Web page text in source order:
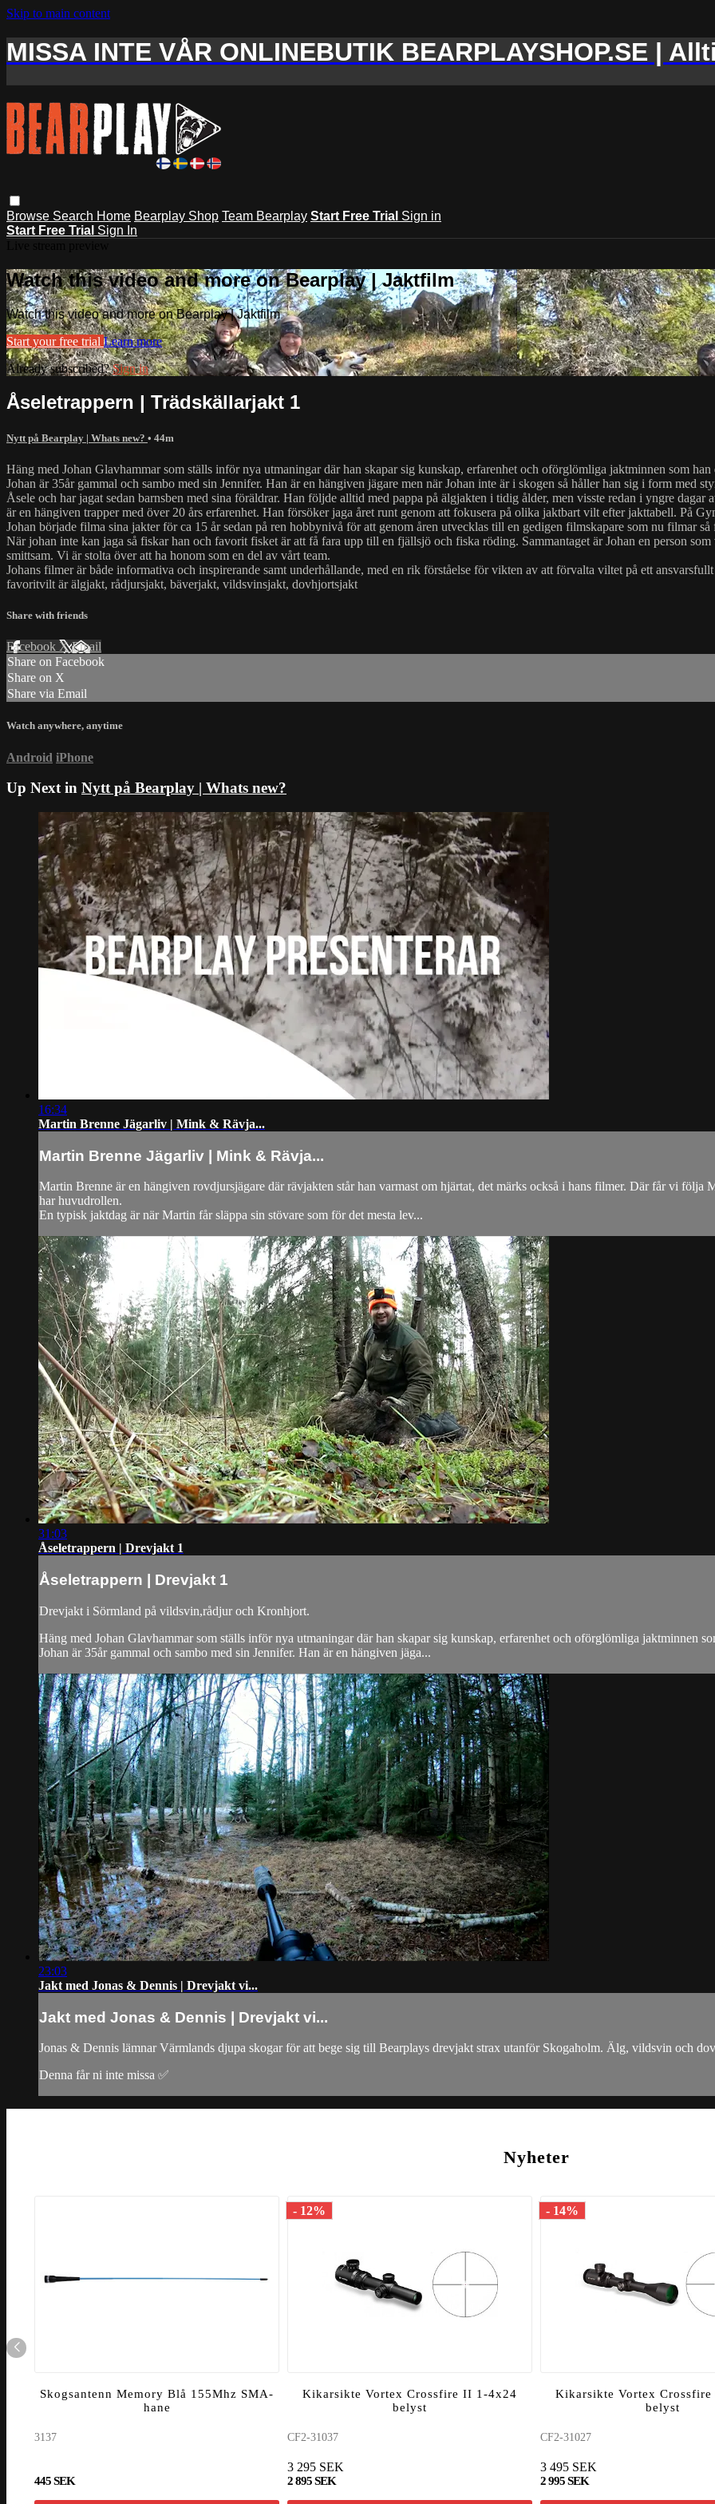
Skip to main content
MISSA INTE VÅR ONLINEBUTIK BEARPLAYSHOP.SE |
Browse Search Home Bearplay Shop Team Bearplay Start Free Trial Sign in
Start Free Trial Sign In
Watch this video and more on Bearplay | Jaktfilm
Watch this video and more on Bearplay | Jaktfilm
Start your free trial Learn more
Already subscribed?Sign in
Åseletrappern | Trädskällarjakt 1
Nytt på Bearplay | Whats new? • 44m
Häng med Johan Glavhammar som ställs inför nya utmaningar där han skapar sig kunskap, erfarenhet och oförglömliga jaktminnen som
Johan är 35år gammal och sambo med sin Jennifer. Han är en hängiven jägare men när Johan inte är i skogen så håller han sig i form med
Åsele och har jagat sedan barnsben med sina föräldrar. Han följde alltid med pappa på älgjakten i tidig ålder, men visste redan i yngre
är en hängiven trapper med över 20 års erfarenhet. Han försöker jaga året runt genom att fokusera på olika jaktbart vilt efter jakttabell. På
Johan började filma sina jakter för ca 15 år sedan på ren hobbynivå för att genom åren utvecklas till en gedigen filmskapare som nu filmar
När johan inte kan jaga så fiskar han och favorit fisket är att få fara upp till en fjällsjö och fiska röding. Sammantaget är Johan en person
smittsam. Vi är stolta över att ha honom som en del av vårt team.
Johans filmer är både informativa och inspirerande samt underhållande, med en rik förståelse för vikten av att förvalta viltet på ett ansvarsfullt
favoritvilt är älgjakt, rådjursjakt, bäverjakt, vildsvinsjakt, dovhjortsjakt
Share with friends
Facebook XEmail
Share on Facebook
Share on X
Share via Email
Watch anywhere, anytime
Android iPhone
Up Next in Nytt på Bearplay | Whats new?
16:34
Martin Brenne Jägarliv | Mink & Rävja...
Martin Brenne Jägarliv | Mink & Rävja...
Martin Brenne är en hängiven rovdjursjägare där rävjakten står han varmast om hjärtat, det märks också i hans filmer. Där får vi följa
har huvudrollen.
En typisk jaktdag är när Martin får släppa sin stövare som för det mesta lev...
31:03
Åseletrappern | Drevjakt 1
Åseletrappern | Drevjakt 1
Drevjakt i Sörmland på vildsvin,rådjur och Kronhjort.
Häng med Johan Glavhammar som ställs inför nya utmaningar där han skapar sig kunskap, erfarenhet och oförglömliga jaktminnen
Johan är 35år gammal och sambo med sin Jennifer. Han är en hängiven jäga...
23:03
Jakt med Jonas & Dennis | Drevjakt vi...
Jakt med Jonas & Dennis | Drevjakt vi...
Jonas & Dennis lämnar Värmlands djupa skogar för att bege sig till Bearplays drevjakt strax utanför Skogaholm. Älg, vildsvin och
Denna får ni inte missa ✅
Nyheter
Skogsantenn Memory Blå 155Mhz SMA-
hane
3137
445 SEK
- 12%
Kikarsikte Vortex Crossfire II 1-4x24
belyst
CF2-31037
3 295 SEK
2 895 SEK
- 14%
Kikarsikte Vortex
belyst
CF2-31027
3 495 SEK
2 995 SEK